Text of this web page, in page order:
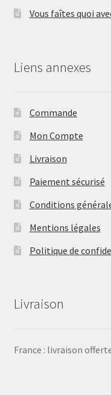
Vous faîtes quoi
Liens annexes
Commande
Mon Compte
Livraison
Paiement sécurisé
Conditions
Mentions légales
Politique de
Livraison
France : livraison